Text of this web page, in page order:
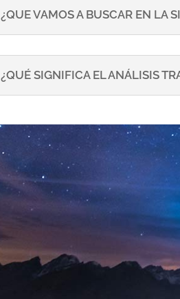
¿QUE VAMOS A BUSCAR EN LA
¿QUÉ SIGNIFICA EL ANÁLISIS